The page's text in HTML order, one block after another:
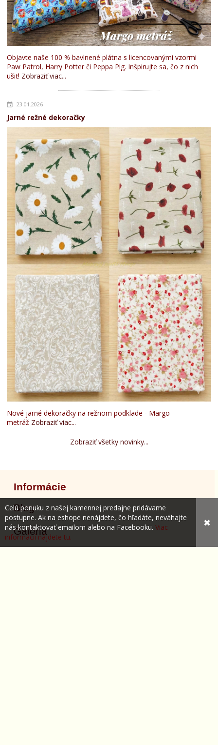
Objavte naše 100 % bavlnené plátna s licencovanými vzormi
Paw Patrol, Harry Potter či Peppa Pig. Inšpirujte sa, čo z nich
ušiť! Zobraziť viac...
23.01.2026
Jarné režné dekoračky
Nové jarné dekoračky na režnom podklade - Margo
metráž Zobraziť viac...
Zobraziť všetky novinky...
Informácie
Blog
Galéria
Celú ponuku z našej kamennej predajne pridávame
postupne. Ak na eshope nenájdete, čo hľadáte, neváhajte
nás kontaktovať emailom alebo na Facebooku. Viac
informácií nájdete tu.
✖